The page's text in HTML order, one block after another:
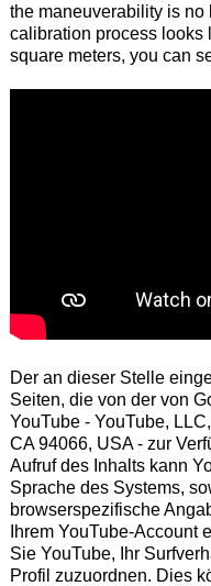
the maneuverability is
calibration process looks
square meters, you can
Der an dieser Stelle
Seiten, die von der von
YouTube - YouTube,
CA 94066, USA - zur
Aufruf des Inhalts kann
Sprache des Systems,
browserspezifische
Ihrem YouTube-Account
Sie YouTube, Ihr
Profil zuzuordnen. Dies